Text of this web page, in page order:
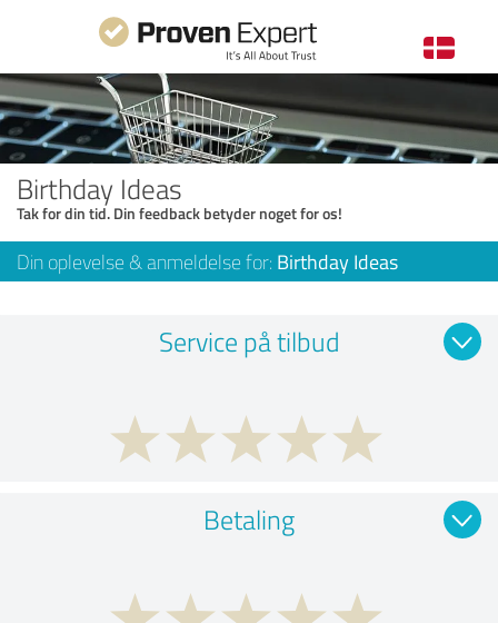
Birthday Ideas
Tak for din tid. Din feedback betyder noget for os!
Din oplevelse & anmeldelse for: Birthday Ideas
Service på tilbud
Betaling